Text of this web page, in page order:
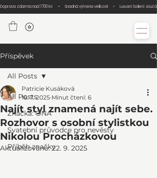
Doprava zdarma nad 1700 Kč     •     Snadná výměna velikosti     •     Luxusní balení
Příspěvek
All Posts
Značka: ONA
Svatební průvodce pro nevěsty
Příběh značky
All Posts
Najít styl znamená najít sebe.
Rozhovor s osobní stylistkou
Nikolou Procházkovou
Patricie Kusáková
16. 7. 2025 Minut čtení: 6
Aktualizováno:22. 9. 2025